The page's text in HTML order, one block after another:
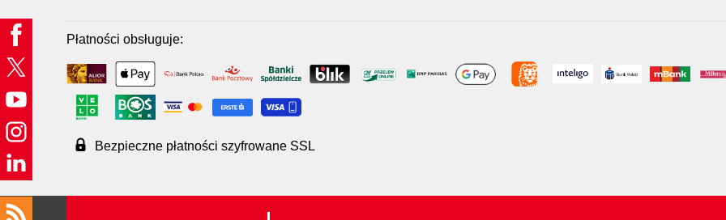
Płatności obsługuje:
Bezpieczne płatności szyfrowane SSL